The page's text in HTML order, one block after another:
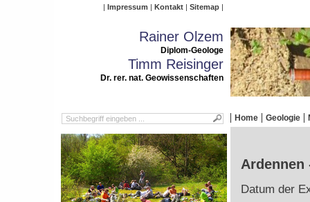
Impressum Kontakt Sitemap
Rainer Olzem
Diplom-Geologe
Timm Reisinger
Dr. rer. nat. Geowissenschaften
Home Geologie
Datum der